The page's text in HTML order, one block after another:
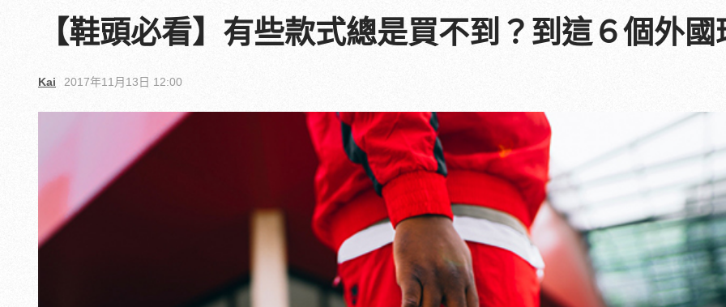
【鞋頭必看】有些款式總是買不到？到這６個外
Kai 2017年11月13日 12:00